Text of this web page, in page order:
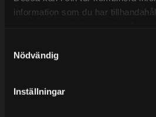
information som du har
Nödvändig
Inställningar
KUNSKAPSCENTER